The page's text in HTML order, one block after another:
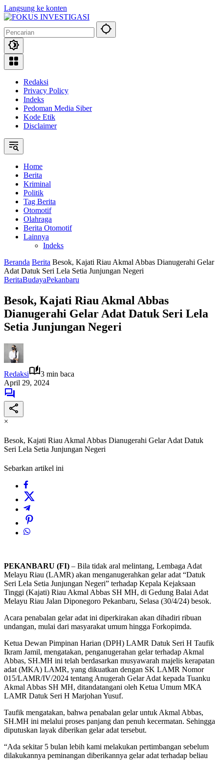
Langsung ke konten
Redaksi
Privacy Policy
Indeks
Pedoman Media Siber
Kode Etik
Disclaimer
Home
Berita
Kriminal
Politik
Tag Berita
Otomotif
Olahraga
Berita Otomotif
Lainnya
Indeks
Beranda Berita Besok, Kajati Riau Akmal Abbas Dianugerahi Gelar
Adat Datuk Seri Lela Setia Junjungan Negeri
BeritaBudayaPekanbaru
Besok, Kajati Riau Akmal Abbas
Dianugerahi Gelar Adat Datuk Seri Lela
Setia Junjungan Negeri
Redaksi
3 min baca
April 29, 2024
×
Besok, Kajati Riau Akmal Abbas Dianugerahi Gelar Adat Datuk
Seri Lela Setia Junjungan Negeri
Sebarkan artikel ini
PEKANBARU (FI) – Bila tidak aral melintang, Lembaga Adat
Melayu Riau (LAMR) akan menganugerahkan gelar adat “Datuk
Seri Lela Setia Junjungan Negeri” terhadap Kepala Kejaksaan
Tinggi (Kajati) Riau Akmal Abbas SH MH, di Gedung Balai Adat
Melayu Riau Jalan Diponegoro Pekanbaru, Selasa (30/4/24) besok.
Acara penabalan gelar adat ini diperkirakan akan dihadiri ribuan
undangan, mulai dari masyarakat umum hingga Forkopimda.
Ketua Dewan Pimpinan Harian (DPH) LAMR Datuk Seri H Taufik
Ikram Jamil, mengatakan, penganugerahan gelar terhadap Akmal
Abbas, SH.MH ini telah berdasarkan musyawarah majelis kerapatan
adat (MKA) LAMR, yang dikuatkan dengan SK LAMR Nomor
015/LAMR/IV/2024 tentang Anugerah Gelar Adat kepada Tuanku
Akmal Abbas SH MH, ditandatangani oleh Ketua Umum MKA
LAMR Datuk Seri H Marjohan Yusuf.
Taufik mengatakan, bahwa penabalan gelar untuk Akmal Abbas,
SH.MH ini melalui proses panjang dan penuh kecermatan. Sehingga
diputuskan layak diberikan gelar adat tersebut.
“Ada sekitar 5 bulan lebih kami melakukan pertimbangan sebelum
dilakukannya peminangan diberikannya gelar adat terhadap beliau